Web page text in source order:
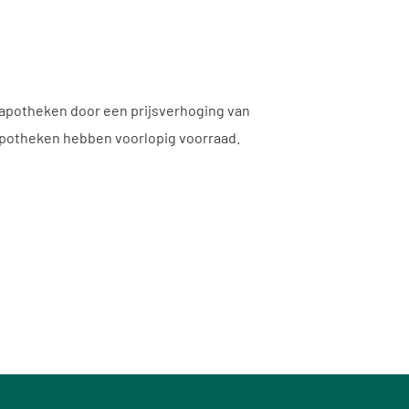
door een prijsverhoging van
hebben voorlopig voorraad.